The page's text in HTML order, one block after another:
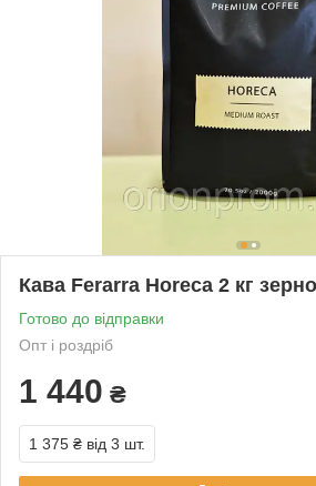
Кава Ferarra Horeca 2 кг
Готово до відправки
Опт і роздріб
1 440 ₴
1 375 ₴ від 3 шт.